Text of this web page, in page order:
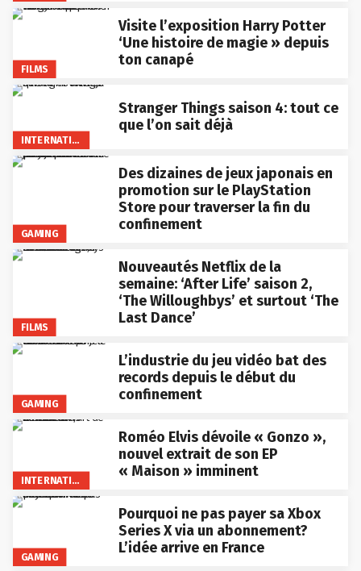
FILMS
Visite l’exposition Harry Potter
‘Une histoire de magie » depuis
ton canapé
INTERNATIONAL
Stranger Things saison 4: tout ce
que l’on sait déjà
GAMING
Des dizaines de jeux japonais en
promotion sur le PlayStation
Store pour traverser la fin du
confinement
FILMS
Nouveautés Netflix de la
semaine: ‘After Life’ saison 2,
‘The Willoughbys’ et surtout ‘The
Last Dance’
GAMING
L’industrie du jeu vidéo bat des
records depuis le début du
confinement
INTERNATIONAL
Roméo Elvis dévoile « Gonzo »,
nouvel extrait de son EP
« Maison » imminent
GAMING
Pourquoi ne pas payer sa Xbox
Series X via un abonnement?
L’idée arrive en France